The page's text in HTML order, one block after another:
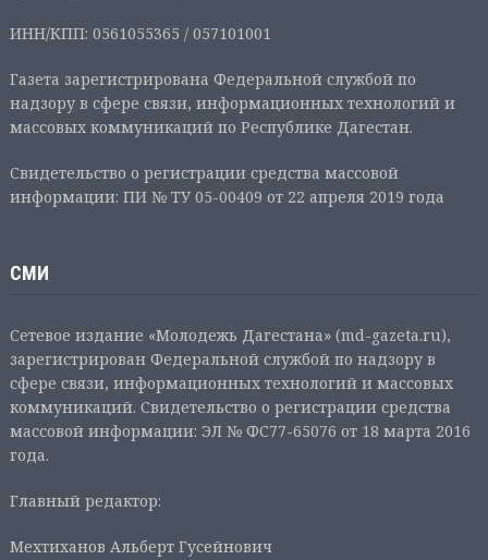
ИНН/КПП: 0561055365 / 057101001
Газета зарегистрирована Федеральной службой по
надзору в сфере связи, информационных технологий и
массовых коммуникаций по Республике Дагестан.
Свидетельство о регистрации средства массовой
информации: ПИ № ТУ 05-00409 от 22 апреля 2019 года
СМИ
Сетевое издание «Молодежь Дагестана» (md-gazeta.ru),
зарегистрирован Федеральной службой по надзору в
сфере связи, информационных технологий и массовых
коммуникаций. Свидетельство о регистрации средства
массовой информации: ЭЛ № ФС77-65076 от 18 марта 2016
года.
Главный редактор:
Мехтиханов Альберт Гусейнович